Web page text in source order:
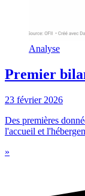
Analyse
Premier
23 février 2026
Des premières
l'accueil et
»